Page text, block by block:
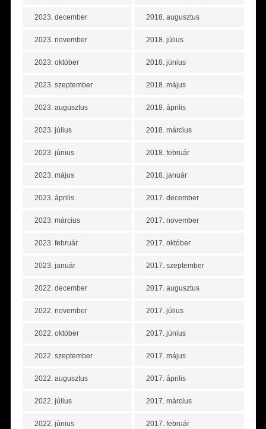
2023. december
2023. november
2023. október
2023. szeptember
2023. augusztus
2023. július
2023. június
2023. május
2023. április
2023. március
2023. február
2023. január
2022. december
2022. november
2022. október
2022. szeptember
2022. augusztus
2022. július
2022. június
2018. augusztus
2018. július
2018. június
2018. május
2018. április
2018. március
2018. február
2018. január
2017. december
2017. november
2017. október
2017. szeptember
2017. augusztus
2017. július
2017. június
2017. május
2017. április
2017. március
2017. február